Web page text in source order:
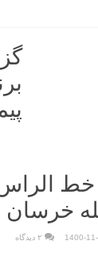
خط
خرسان
1400-
۲ دیدگاه